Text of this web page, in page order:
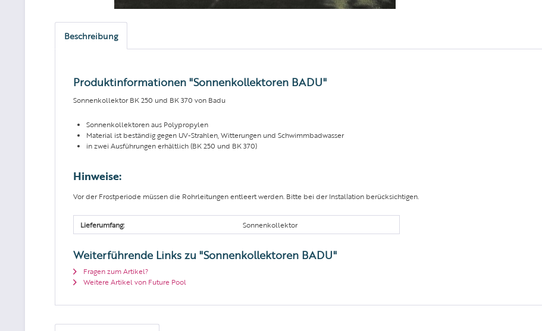
Beschreibung
Produktinformationen "Sonnenkollektoren BADU"
Sonnenkollektor BK 250 und BK 370 von Badu
Sonnenkollektoren aus Polypropylen
Material ist beständig gegen UV-Strahlen, Witterungen und Schwimmbadwasser
in zwei Ausführungen erhältlich (BK 250 und BK 370)
Hinweise:
Vor der Frostperiode müssen die Rohrleitungen entleert werden. Bitte bei der Installation berücksichtigen.
Lieferumfang: Sonnenkollektor
Weiterführende Links zu "Sonnenkollektoren BADU"
Fragen zum Artikel?
Weitere Artikel von Future Pool